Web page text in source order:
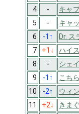
4
- キャ
5
- キャ
6
-1 ↑ Dr. ス
7
+1 ↓ ハイ
8
- シェ
9
-1 ↑ こち
10
-2↑ ウィ
11
+2↓ きま